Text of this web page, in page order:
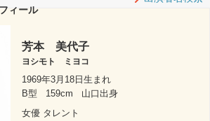
ィール
芳本 美代子
ヨシモト ミヨコ
1969年3月18日生まれ
B型
159cm
山口出身
女優 タレント